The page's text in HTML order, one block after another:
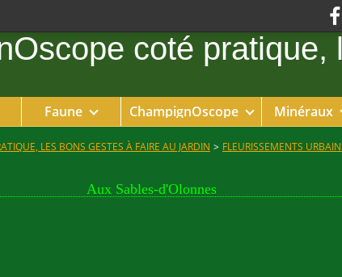
Faune ChampignOscope Minéraux
LES BONS GESTES À FAIRE AU JARDIN > FLEURISSEMENTS
Aux Sables-d'Olonnes